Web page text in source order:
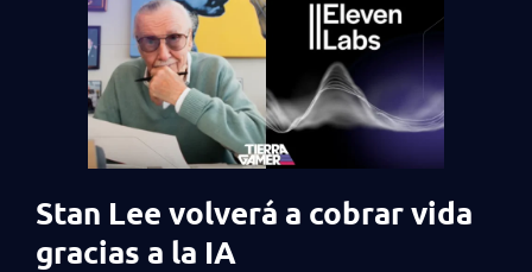
Stan Lee volverá a cobrar vida
gracias a la IA